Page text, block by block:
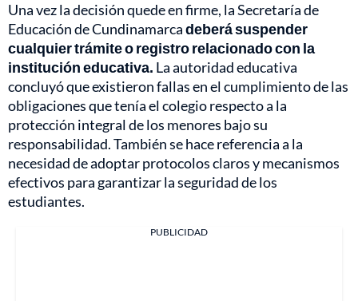
Una vez la decisión quede en firme, la Secretaría de
Educación de Cundinamarcadeberá suspender
cualquier trámite o registro relacionado con la
institución educativa. La autoridad educativa
concluyó que existieron fallas en el cumplimiento de las
obligaciones que tenía el colegio respecto a la
protección integral de los menores bajo su
responsabilidad. También se hace referencia a la
necesidad de adoptar protocolos claros y mecanismos
efectivos para garantizar la seguridad de los
estudiantes.
PUBLICIDAD